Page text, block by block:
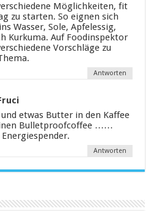
Möglichkeiten, fit
zu starten. So eignen sich
Wasser, Sole, Apfelessig,
Kurkuma. Auf Foodinspektor
Vorschläge zu
Antworten
etwas Butter in den Kaffee
Bulletproofcoffee ……
Antworten